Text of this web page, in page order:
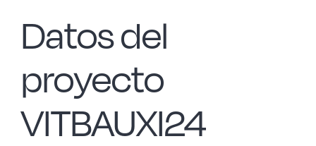
Datos del
proyecto
VITBAUXI24